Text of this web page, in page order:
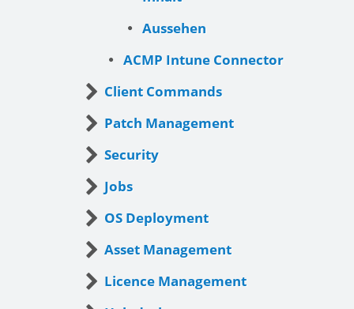
Aussehen
ACMP Intune Connector
Client Commands
Patch Management
Security
Jobs
OS Deployment
Asset Management
Licence Management